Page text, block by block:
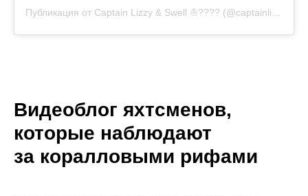
Видеоблог яхтсменов,
которые наблюдают
за коралловыми рифами